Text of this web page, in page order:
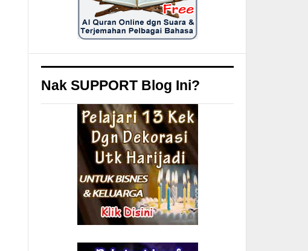
Nak SUPPORT Blog Ini?